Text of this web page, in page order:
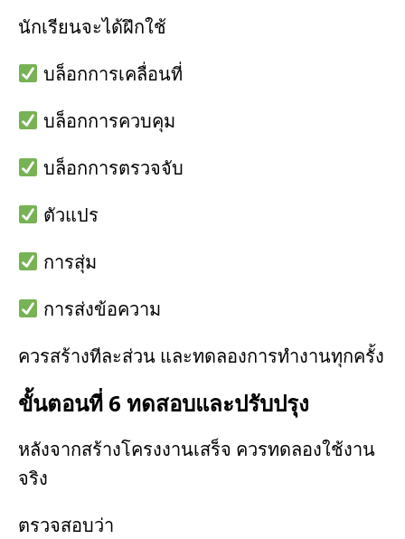
นักเรียนจะได้ฝึกใช้
บล็อกการเคลื่อนที่
บล็อกการควบคุม
บล็อกการตรวจจับ
ตัวแปร
การสุ่ม
การส่งข้อความ
ควรสร้างทีละส่วน และทดลองการทำงานทุกครั้ง
ขั้นตอนที่ 6 ทดสอบและปรับปรุง
หลังจากสร้างโครงงานเสร็จ ควรทดลองใช้งาน
จริง
ตรวจสอบว่า